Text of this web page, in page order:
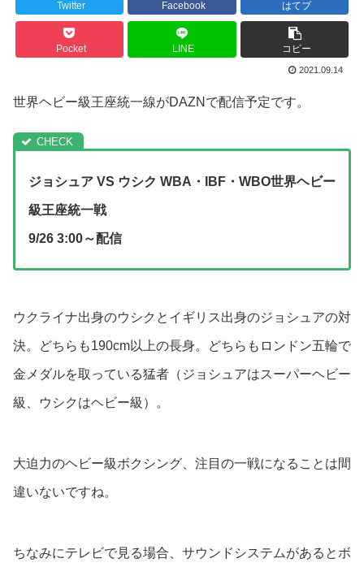
Twitter Facebook はてブ
Pocket LINE コピー
2021.09.14
世界ヘビー級王座統一線がDAZNで配信予定です。
ジョシュア VS ウシク WBA・IBF・WBO世界ヘビー
級王座統一戦
9/26 3:00～配信
ウクライナ出身のウシクとイギリス出身のジョシュアの対
決。どちらも190cm以上の長身。どちらもロンドン五輪で
金メダルを取っている猛者（ジョシュアはスーパーヘビー
級、ウシクはヘビー級）。
大迫力のヘビー級ボクシング、注目の一戦になることは間
違いないですね。
ちなみにテレビで見る場合、サウンドシステムがあるとボ